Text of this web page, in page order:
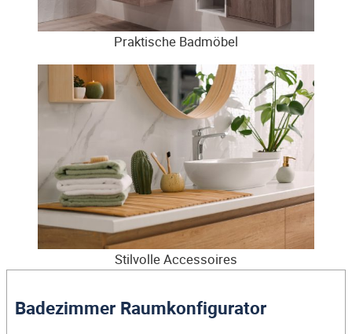
Praktische Badmöbel
Stilvolle Accessoires
Badezimmer Raumkonfigurator